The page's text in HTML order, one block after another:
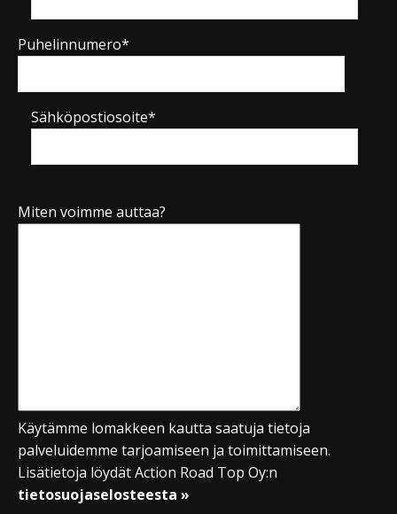
Puhelinnumero*
Sähköpostiosoite*
Miten voimme auttaa?
Käytämme lomakkeen kautta saatuja tietoja
palveluidemme tarjoamiseen ja toimittamiseen.
Lisätietoja löydät Action Road Top Oy:n
tietosuojaselosteesta »